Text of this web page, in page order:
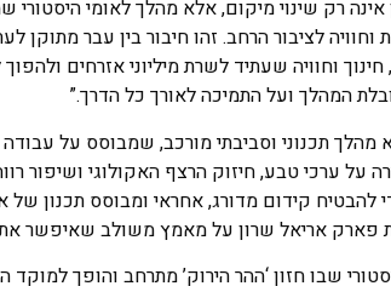
רק שינוי מיקום, אלא מהלך לאומי היסטורי
לציבור הרחב. זהו חיבור בין עבר מתוקן
וחוויה שעתיד לשרת מיליוני אזרחים
המהלך ועל התמיכה לאורך כל הדרך.”
תכנוני וסביבתי מורכב, שמבוסס על
ערכי טבע, חיזוק הרצף האקולוגי ושיפור
להבטיח קידום מדורג, אחראי ומבוסס תכנון
פארק אריאל שרון על מאמץ משולב שאיפשר
שבו חזון ‘ההר הירוק’ מתרחב והופך למוקד